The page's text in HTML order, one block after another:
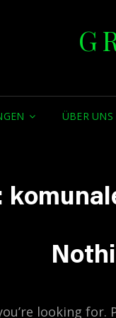
ÜBER UNS
looking for.